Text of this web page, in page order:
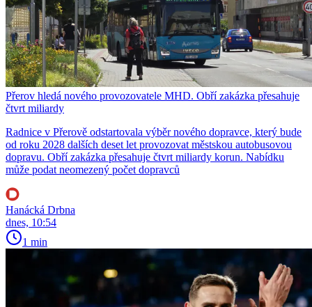
Přerov hledá nového provozovatele MHD. Obří zakázka přesahuje
čtvrt miliardy
Radnice v Přerově odstartovala výběr nového dopravce, který bude
od roku 2028 dalších deset let provozovat městskou autobusovou
dopravu. Obří zakázka přesahuje čtvrt miliardy korun. Nabídku
může podat neomezený počet dopravců
Hanácká Drbna
dnes, 10:54
1 min